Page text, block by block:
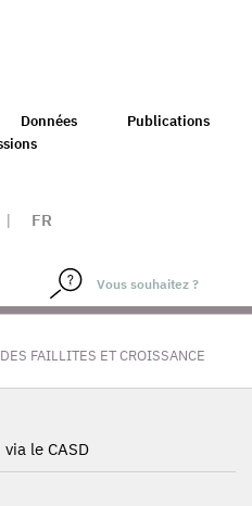
Données
Publications
| FR
FAILLITES ET CROISSANCE
le CASD